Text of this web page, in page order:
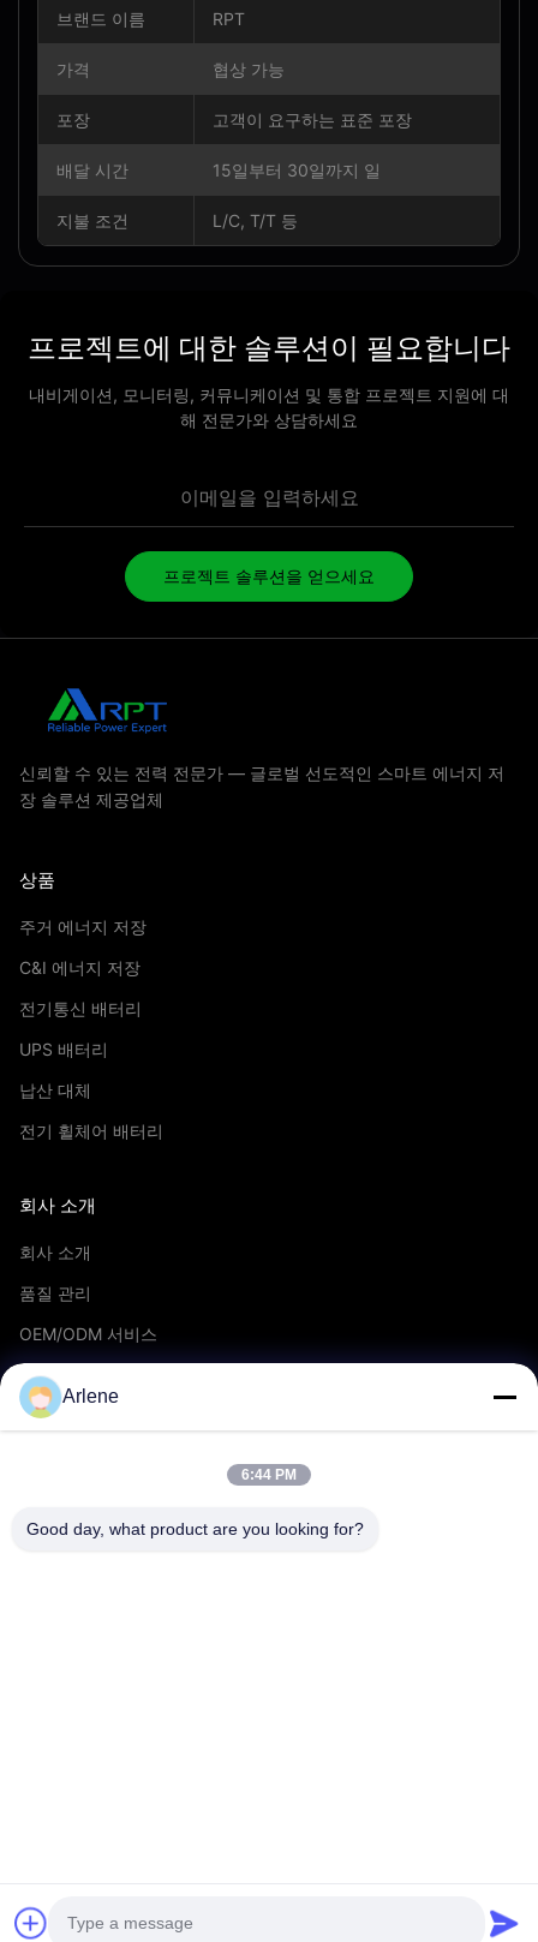
브랜드 이름 RPT
가격 협상 가능
포장 고객이 요구하는 표준 포장
배달 시간 15일부터 30일까지 일
지불 조건 L/C, T/T 등
프로젝트에 대한 솔루션이 필요합니다
내비게이션, 모니터링, 커뮤니케이션 및 통합 프로젝트 지원에 대
해 전문가와 상담하세요
프로젝트 솔루션을 얻으세요
신뢰할 수 있는 전력 전문가 — 글로벌 선도적인 스마트 에너지 저
장 솔루션 제공업체
상품
주거 에너지 저장
C&I 에너지 저장
전기통신 배터리
UPS 배터리
납산 대체
전기 휠체어 배터리
회사 소개
회사 소개
품질 관리
OEM/ODM 서비스
이벤트 및 뉴스
자주 묻는 질문
사이트 지도
Arlene
6:44 PM
Good day, what product are you looking for?